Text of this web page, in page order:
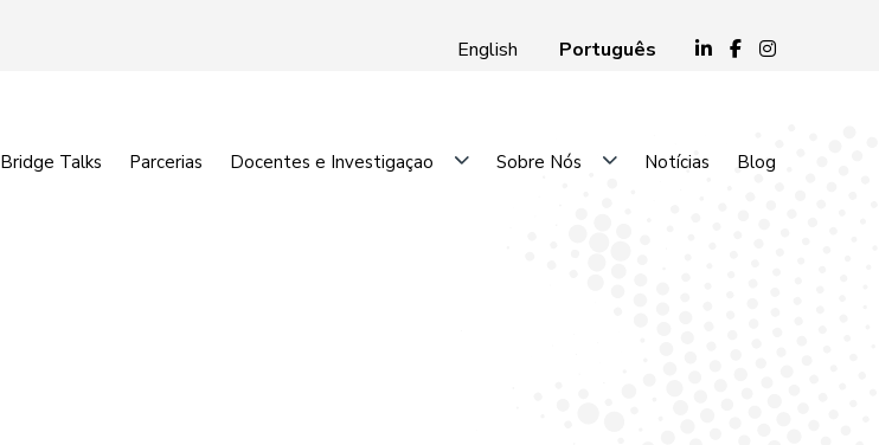
English Português
Bridge Talks Parcerias Docentes e Investigaçao Sobre Nós Notícias Blog